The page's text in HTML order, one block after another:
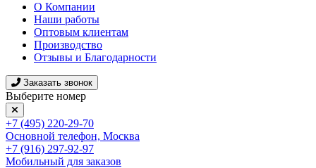
О Компании
Наши работы
Оптовым клиентам
Производство
Отзывы и Благодарности
Заказать звонок
Выберите номер
+7 (495) 220-29-70
Основной телефон, Москва
+7 (916) 297-92-97
Мобильный для заказов